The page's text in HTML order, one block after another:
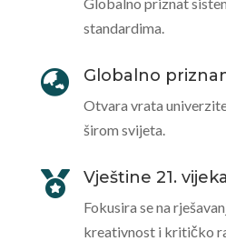
standardima.
 Globalno
Otvara vrata
širom svijeta.
 Vještine 21. vijeka
Fokusira se na
kreativnost i kritičko